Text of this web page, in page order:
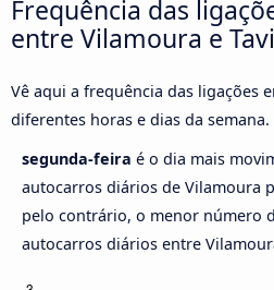
Frequência das
entre Vilamoura e
Vê aqui a frequência das ligações
diferentes horas e dias da semana.
segunda-feira é o dia mais
autocarros diários de Vilamoura
pelo contrário, o menor número
autocarros diários entre